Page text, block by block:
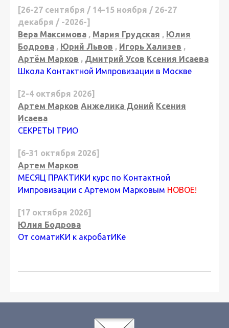
[26-27 сентября / 14-15 ноября / 26-27
декабря / -2026-]
Вера Максимова , Мария Грудская , Юлия
Бодрова , Юрий Львов , Игорь Хализев ,
Артём Марков , Дмитрий Усов Ксения Исаева
Школа Контактной Импровизации в Москве
[2-4 октября 2026]
Артем Марков Анжелика Доний Ксения
Исаева
СЕКРЕТЫ ТРИО
[6-31 октября 2026]
Артем Марков
МЕСЯЦ ПРАКТИКИ курс по Контактной
Импровизации с Артемом Марковым НОВОЕ!
[17 октября 2026]
Юлия Бодрова
От соматиКИ к акробатИКе